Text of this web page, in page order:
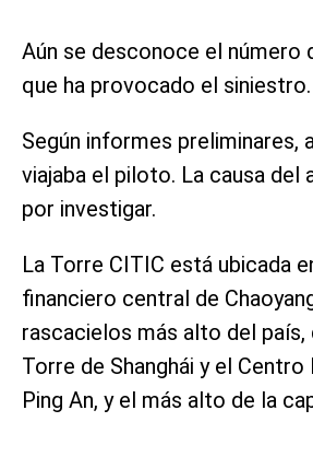
Aún se desconoce el número
que ha provocado el siniestro.
Según informes preliminares,
viajaba el piloto. La causa del
por investigar.
La Torre CITIC está ubicada
financiero central de
rascacielos más alto del país,
Torre de Shanghái y el Centro
Ping An, y el más alto de la